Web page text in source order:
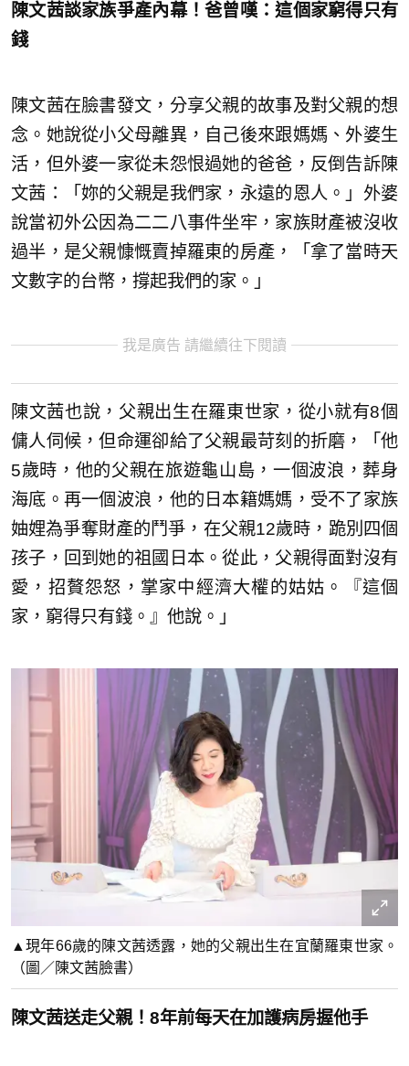
陳文茜談家族爭產內幕！爸曾嘆：這個家窮得只有
錢
陳文茜在臉書發文，分享父親的故事及對父親的想
念。她說從小父母離異，自己後來跟媽媽、外婆生
活，但外婆一家從未怨恨過她的爸爸，反倒告訴陳
文茜：「妳的父親是我們家，永遠的恩人。」外婆
說當初外公因為二二八事件坐牢，家族財產被沒收
過半，是父親慷慨賣掉羅東的房產，「拿了當時天
文數字的台幣，撐起我們的家。」
我是廣告 請繼續往下閱讀
陳文茜也說，父親出生在羅東世家，從小就有8個
傭人伺候，但命運卻給了父親最苛刻的折磨，「他
5歲時，他的父親在旅遊龜山島，一個波浪，葬身
海底。再一個波浪，他的日本籍媽媽，受不了家族
妯娌為爭奪財產的鬥爭，在父親12歲時，跪別四個
孩子，回到她的祖國日本。從此，父親得面對沒有
愛，招贅怨怒，掌家中經濟大權的姑姑。『這個
家，窮得只有錢。』他說。」
▲現年66歲的陳文茜透露，她的父親出生在宜蘭羅東世家。
（圖／陳文茜臉書）
陳文茜送走父親！8年前每天在加護病房握他手